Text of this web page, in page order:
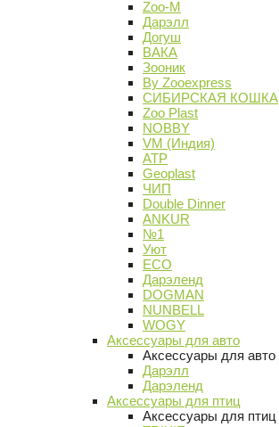
Zoo-M
Дарэлл
Догуш
ВАКА
Зооник
By Zooexpress
СИБИРСКАЯ КОШКА
Zoo Plast
NOBBY
VM (Индия)
АТР
Geoplast
ЧИП
Double Dinner
ANKUR
№1
Уют
ECO
Дарэленд
DOGMAN
NUNBELL
WOGY
Аксессуары для авто
Аксессуары для авто
Дарэлл
Дарэленд
Аксессуары для птиц
Аксессуары для птиц